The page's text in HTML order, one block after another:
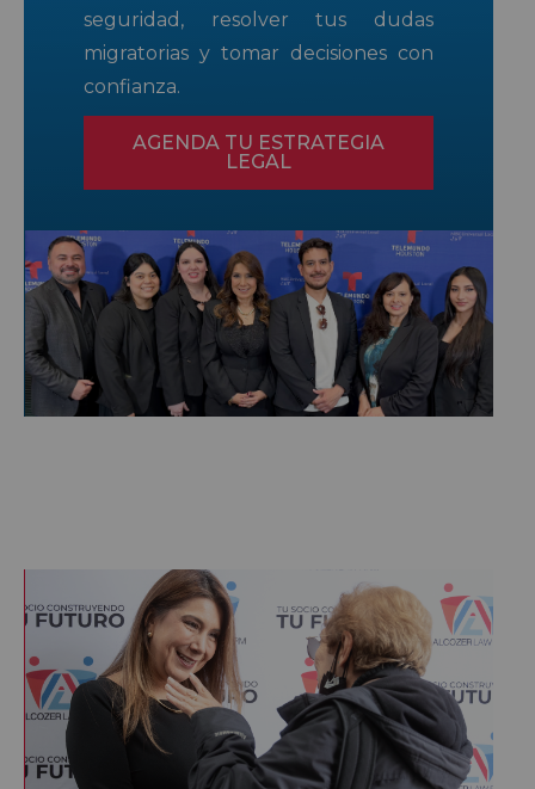
seguridad, resolver tus dudas
migratorias y tomar decisiones con
confianza.
AGENDA TU ESTRATEGIA
LEGAL